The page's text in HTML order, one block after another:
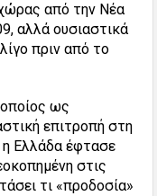
από την Νέα
αλλά ουσιαστικά
πριν από το
οποίος ως
επιτροπή στη
η Ελλάδα έφτασε
στις
τι «προδοσία»